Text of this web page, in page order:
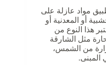
مواد عازلة على
أو المعدنية أو
هذا النوع من
مثل الشارقة
من الشمس،
المبنى.